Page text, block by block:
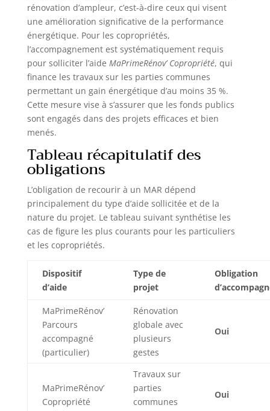
rénovation d’ampleur, c’est-à-dire ceux qui visent
une amélioration significative de la performance
énergétique. Pour les copropriétés,
l’accompagnement est systématiquement requis
pour solliciter l’aide MaPrimeRénov’ Copropriété, qui
finance les travaux sur les parties communes
permettant un gain énergétique d’au moins 35 %.
Cette mesure vise à s’assurer que les fonds publics
sont engagés dans des projets efficaces et bien
menés.
Tableau récapitulatif des
obligations
L’obligation de recourir à un MAR dépend
principalement du type d’aide sollicitée et de la
nature du projet. Le tableau suivant synthétise les
cas de figure les plus courants pour les particuliers
et les copropriétés.
Dispositif
d’aide
Type de
projet
Obligation
MaPrimeRénov’
Parcours
accompagné
(particulier)
Rénovation
globale avec
plusieurs
gestes
Oui
MaPrimeRénov’
Copropriété
Travaux sur
parties
communes
Oui